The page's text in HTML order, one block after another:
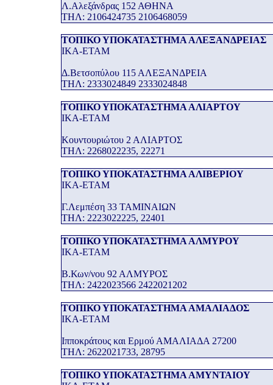
Λ.Αλεξάνδρας 152 ΑΘΗΝΑ
THΛ: 2106424735 2106468059
ΤΟΠΙΚΟ ΥΠΟΚΑΤΑΣΤΗΜΑ ΑΛΕΞΑΝΔΡΕΙΑΣ
ΙΚΑ-ΕΤΑΜ
Δ.Βετσοπύλου 115 ΑΛΕΞΑΝΔΡΕΙΑ
THΛ: 2333024849 2333024848
ΤΟΠΙΚΟ ΥΠΟΚΑΤΑΣΤΗΜΑ ΑΛΙΑΡΤΟΥ
ΙΚΑ-ΕΤΑΜ
Κουντουριώτου 2 ΑΛΙΑΡΤΟΣ
THΛ: 2268022235, 22271
ΤΟΠΙΚΟ ΥΠΟΚΑΤΑΣΤΗΜΑ ΑΛΙΒΕΡΙΟΥ
ΙΚΑ-ΕΤΑΜ
Γ.Λεμπέση 33 ΤΑΜΙΝΑΙΩΝ
THΛ: 2223022225, 22401
ΤΟΠΙΚΟ ΥΠΟΚΑΤΑΣΤΗΜΑ ΑΛΜΥΡΟΥ
ΙΚΑ-ΕΤΑΜ
Β.Κων/νου 92 ΑΛΜΥΡΟΣ
THΛ: 2422023566 2422021202
ΤΟΠΙΚΟ ΥΠΟΚΑΤΑΣΤΗΜΑ ΑΜΑΛΙΑΔΟΣ
ΙΚΑ-ΕΤΑΜ
Ιπποκράτους και Ερμού ΑΜΑΛΙΑΔΑ 27200
THΛ: 2622021733, 28795
ΤΟΠΙΚΟ ΥΠΟΚΑΤΑΣΤΗΜΑ ΑΜΥΝΤΑΙΟΥ